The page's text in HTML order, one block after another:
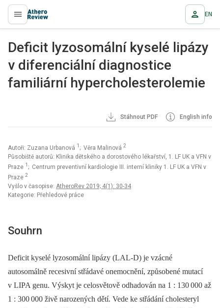
proLékaře.cz EN
Deficit lyzosomální kyselé lipázy
v diferenciální diagnostice
familiární hypercholesterolemie
Stáhnout PDF English info
Autoři: Zuzana Urbanová 1 ; Věra Malinová 2
Působiště autorů: Klinika dětského a dorostového lékařství, 1. LF UK a VFN v
Praze 1 ; Centrum preventivní kardiologie III. interní kliniky 1. LF UK a VFN v
Praze 2
Vyšlo v časopise: AtheroRev 2019; 4(1): 30-34
Kategorie: Přehledové práce
Souhrn
Deficit kyselé lyzosomální lipázy (LAL-D) je vzácné
autosomálně recesivní střádavé onemocnění, způsobené mutací
v LIPA genu. Výskyt je celosvětově odhadován na 1 : 130000 až
1 : 300000 živě narozených dětí. Vede ke střádání cholesteryl